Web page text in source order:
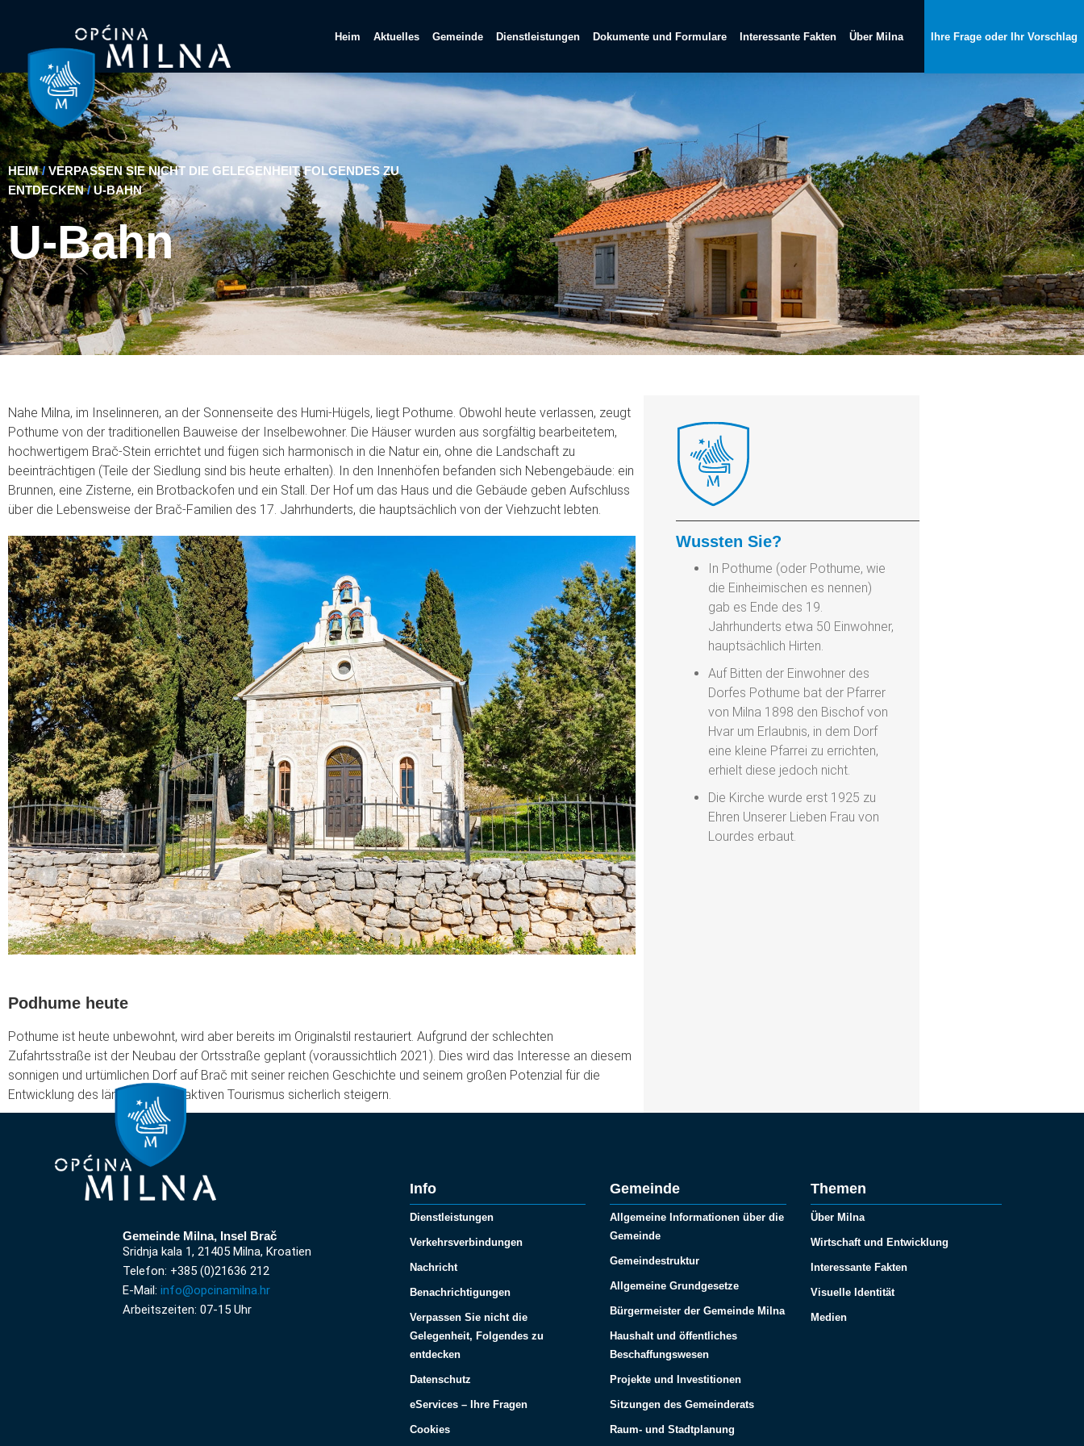
Heim Aktuelles Gemeinde Dienstleistungen Dokumente und Formulare Interessante Fakten Über Milna Ihre Frage oder Ihr Vorschlag
HEIM / VERPASSEN SIE NICHT DIE GELEGENHEIT, FOLGENDES ZU
ENTDECKEN/ U-BAHN
U-Bahn
Nahe Milna, im Inselinneren, an der Sonnenseite des Humi-Hügels, liegt Pothume. Obwohl heute verlassen, zeugt
Pothume von der traditionellen Bauweise der Inselbewohner. Die Häuser wurden aus sorgfältig bearbeitetem,
hochwertigem Brač-Stein errichtet und fügen sich harmonisch in die Natur ein, ohne die Landschaft zu
beeinträchtigen (Teile der Siedlung sind bis heute erhalten). In den Innenhöfen befanden sich Nebengebäude: ein
Brunnen, eine Zisterne, ein Brotbackofen und ein Stall. Der Hof um das Haus und die Gebäude geben Aufschluss
über die Lebensweise der Brač-Familien des 17. Jahrhunderts, die hauptsächlich von der Viehzucht lebten.
Podhume heute
Pothume ist heute unbewohnt, wird aber bereits im Originalstil restauriert. Aufgrund der schlechten
Zufahrtsstraße ist der Neubau der Ortsstraße geplant (voraussichtlich 2021). Dies wird das Interesse an diesem
sonnigen und urtümlichen Dorf auf Brač mit seiner reichen Geschichte und seinem großen Potenzial für die
Entwicklung des ländlichen und aktiven Tourismus sicherlich steigern.
Wussten Sie?
In Pothume (oder Pothume, wie
die Einheimischen es nennen)
gab es Ende des 19.
Jahrhunderts etwa 50 Einwohner,
hauptsächlich Hirten.
Auf Bitten der Einwohner des
Dorfes Pothume bat der Pfarrer
von Milna 1898 den Bischof von
Hvar um Erlaubnis, in dem Dorf
eine kleine Pfarrei zu errichten,
erhielt diese jedoch nicht.
Die Kirche wurde erst 1925 zu
Ehren Unserer Lieben Frau von
Lourdes erbaut.
Gemeinde Milna, Insel Brač
Sridnja kala 1, 21405 Milna, Kroatien
Telefon: +385 (0)21636 212
E-Mail: info@opcinamilna.hr
Arbeitszeiten: 07-15 Uhr
Info
Dienstleistungen
Verkehrsverbindungen
Nachricht
Benachrichtigungen
Verpassen Sie nicht die
Gelegenheit, Folgendes zu
entdecken
Datenschutz
eServices – Ihre Fragen
Cookies
Gemeinde
Allgemeine Informationen über die
Gemeinde
Gemeindestruktur
Allgemeine Grundgesetze
Bürgermeister der Gemeinde Milna
Haushalt und öffentliches
Beschaffungswesen
Projekte und Investitionen
Sitzungen des Gemeinderats
Raum- und Stadtplanung
Themen
Über Milna
Wirtschaft und Entwicklung
Interessante Fakten
Visuelle Identität
Medien